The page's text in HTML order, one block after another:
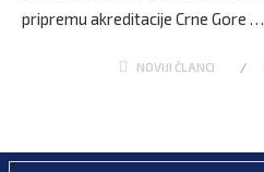
pripremu akreditacije Crne Gore …
NOVIJI ČLANCI